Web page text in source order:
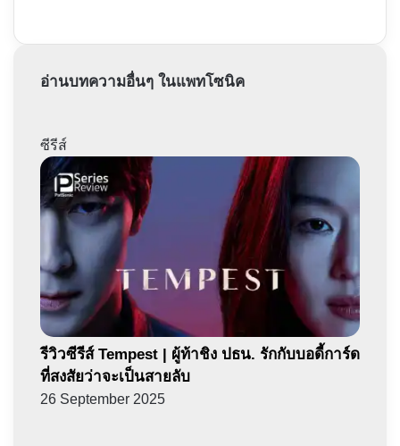
อ่านบทความอื่นๆ ในแพทโซนิค
ซีรีส์
รีวิวซีรีส์ Tempest | ผู้ท้าชิง ปธน. รักกับบอดี้การ์ด
ที่สงสัยว่าจะเป็นสายลับ
26 September 2025